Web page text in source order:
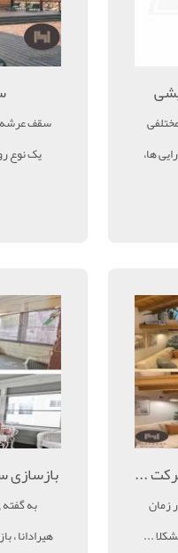
ها،
سقف عرشه
یک نوع
...
زمان
...
بازسازی
به
هیرادانا